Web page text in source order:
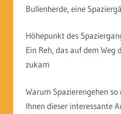
Bullenherde, eine
Höhepunkt des
Ein Reh, das auf dem Weg
zukam
Warum Spazierengehen
Ihnen dieser interessante